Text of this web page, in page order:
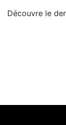
Découvre le